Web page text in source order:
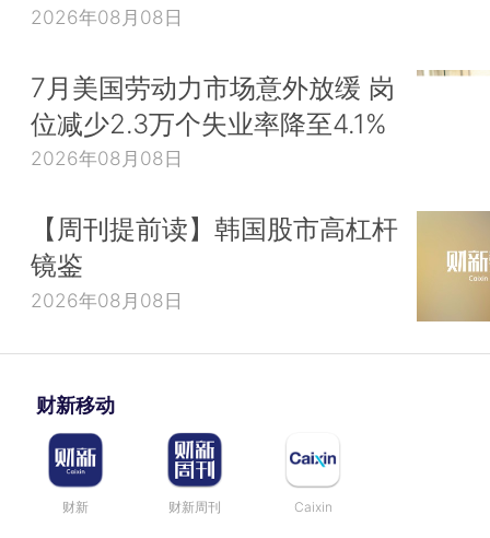
2026年08月08日
7月美国劳动力市场意外放缓 岗
位减少2.3万个失业率降至4.1%
2026年08月08日
【周刊提前读】韩国股市高杠杆
镜鉴
2026年08月08日
财新移动
财新 财新周刊 Caixin